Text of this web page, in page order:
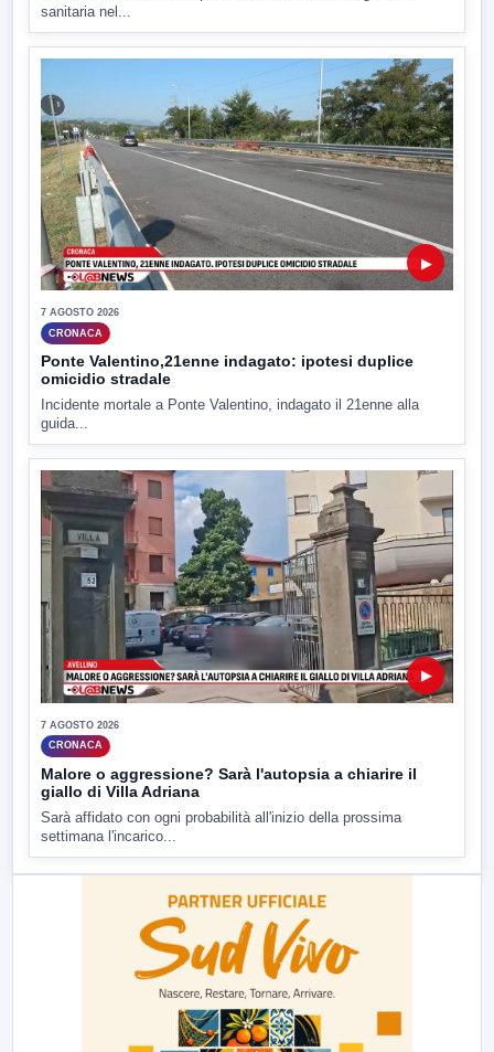
sanitaria nel...
▶
7 AGOSTO 2026
CRONACA
Ponte Valentino,21enne indagato: ipotesi duplice
omicidio stradale
Incidente mortale a Ponte Valentino, indagato il 21enne alla
guida...
▶
7 AGOSTO 2026
CRONACA
Malore o aggressione? Sarà l'autopsia a chiarire il
giallo di Villa Adriana
Sarà affidato con ogni probabilità all'inizio della prossima
settimana l'incarico...